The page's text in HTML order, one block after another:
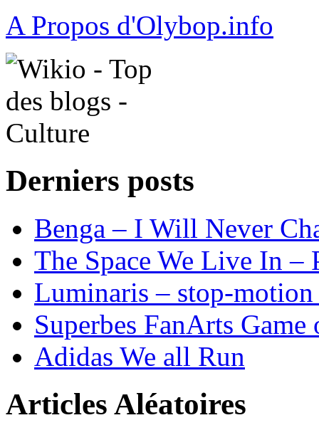
A Propos d'Olybop.info
Derniers posts
Benga – I Will Never
The Space We Live In –
Luminaris – stop-
Superbes FanArts Game
Adidas We all Run
Articles Aléatoires